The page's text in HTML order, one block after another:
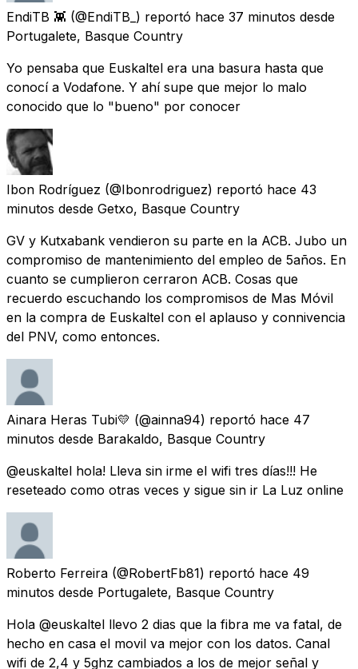
EndiTB 👾 (@EndiTB_) reportó hace 37 minutos desde
Portugalete, Basque Country
Yo pensaba que Euskaltel era una basura hasta que
conocí a Vodafone. Y ahí supe que mejor lo malo
conocido que lo "bueno" por conocer
Ibon Rodríguez (@Ibonrodriguez) reportó hace 43
minutos desde Getxo, Basque Country
GV y Kutxabank vendieron su parte en la ACB. Jubo un
compromiso de mantenimiento del empleo de 5años. En
cuanto se cumplieron cerraron ACB. Cosas que
recuerdo escuchando los compromisos de Mas Móvil
en la compra de Euskaltel con el aplauso y connivencia
del PNV, como entonces.
Ainara Heras Tubi💛 (@ainna94) reportó hace 47
minutos desde Barakaldo, Basque Country
@euskaltel hola! Lleva sin irme el wifi tres días!!! He
reseteado como otras veces y sigue sin ir La Luz online
Roberto Ferreira (@RobertFb81) reportó hace 49
minutos desde Portugalete, Basque Country
Hola @euskaltel llevo 2 dias que la fibra me va fatal, de
hecho en casa el movil va mejor con los datos. Canal
wifi de 2,4 y 5ghz cambiados a los de mejor señal y